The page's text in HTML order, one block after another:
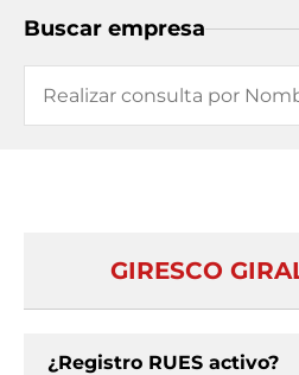
Buscar empresa
GIRESCO
¿Registro RUES activo?